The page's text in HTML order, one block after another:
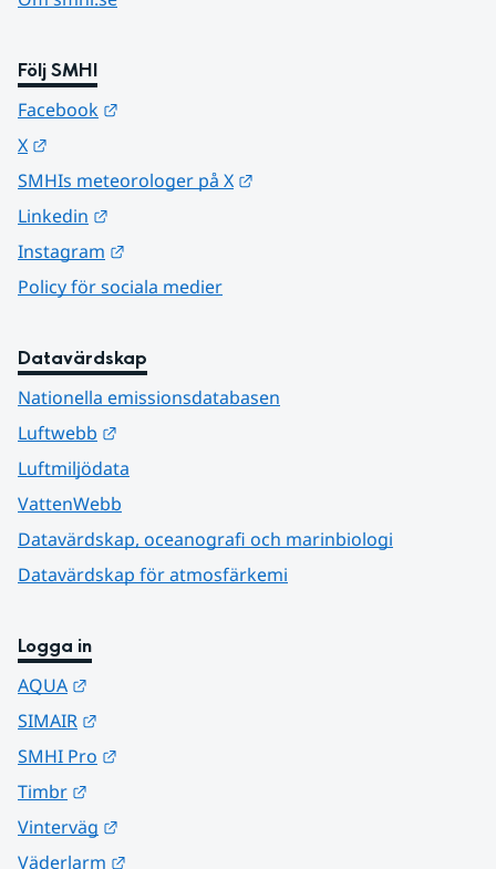
Följ SMHI
Facebook
X
SMHIs meteorologer på X
Linkedin
Instagram
Policy för sociala medier
Datavärdskap
Nationella emissionsdatabasen
Luftwebb
Luftmiljödata
VattenWebb
Datavärdskap, oceanografi och marinbiologi
Datavärdskap för atmosfärkemi
Logga in
AQUA
SIMAIR
SMHI Pro
Timbr
Vinterväg
Väderlarm